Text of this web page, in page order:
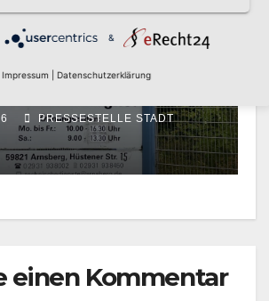
Dienste
erneut als
PRESSESTELLE STADT
einen Kommentar
&
Impressum Datenschutzerklärung